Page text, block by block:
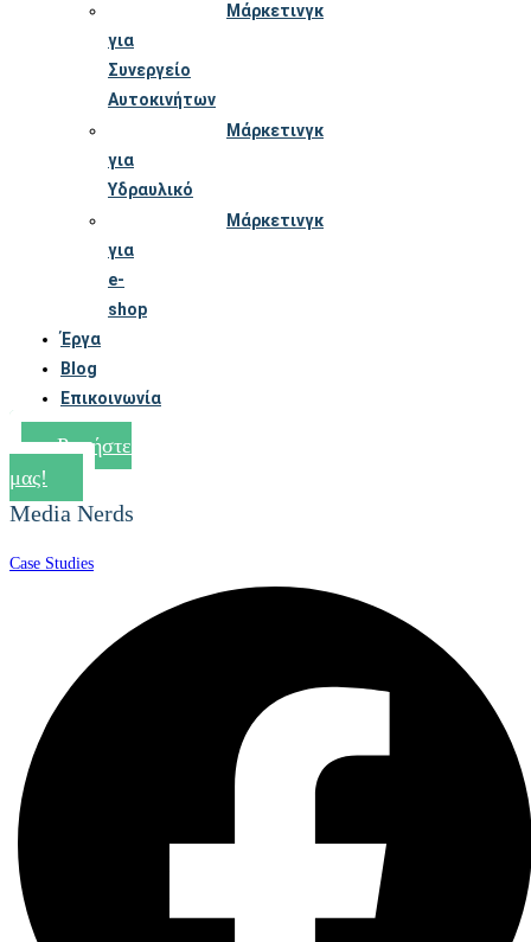
Μάρκετινγκ
για
Συνεργείο
Αυτοκινήτων
Μάρκετινγκ
για
Υδραυλικό
Μάρκετινγκ
για
e-
shop
Έργα
Blog
Επικοινωνία
Ρωτήστε
μας!
Media Nerds
Case Studies